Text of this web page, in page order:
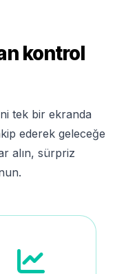
kontrol
tek bir ekranda
ederek geleceğe
alın, sürpriz